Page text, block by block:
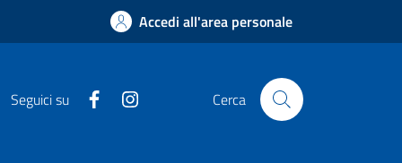
Accedi all'area personale
Seguici su Facebook Cerca